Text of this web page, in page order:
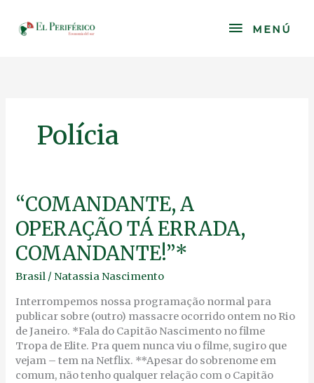
content
MENÚ
MENÚ
Polícia
“COMANDANTE, A
OPERAÇÃO TÁ ERRADA,
COMANDANTE!”*
Brasil /Natassia Nascimento
Interrompemos nossa programação normal para
publicar sobre (outro) massacre ocorrido ontem no Rio
de Janeiro. *Fala do Capitão Nascimento no filme
Tropa de Elite. Pra quem nunca viu o filme, sugiro que
vejam – tem na Netflix. **Apesar do sobrenome em
comum, não tenho qualquer relação com o Capitão
“COMANDANTE,
OPERAÇÃO
TÁ
ERRADA,
COMANDANTE!”*